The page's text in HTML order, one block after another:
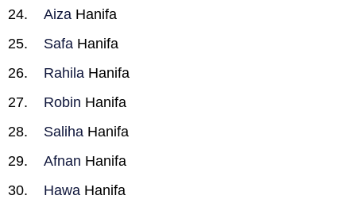
Aiza Hanifa
Safa Hanifa
Rahila Hanifa
Robin Hanifa
Saliha Hanifa
Afnan Hanifa
Hawa Hanifa